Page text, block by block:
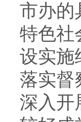
市办的
特色社
设实施
落实督
深入开